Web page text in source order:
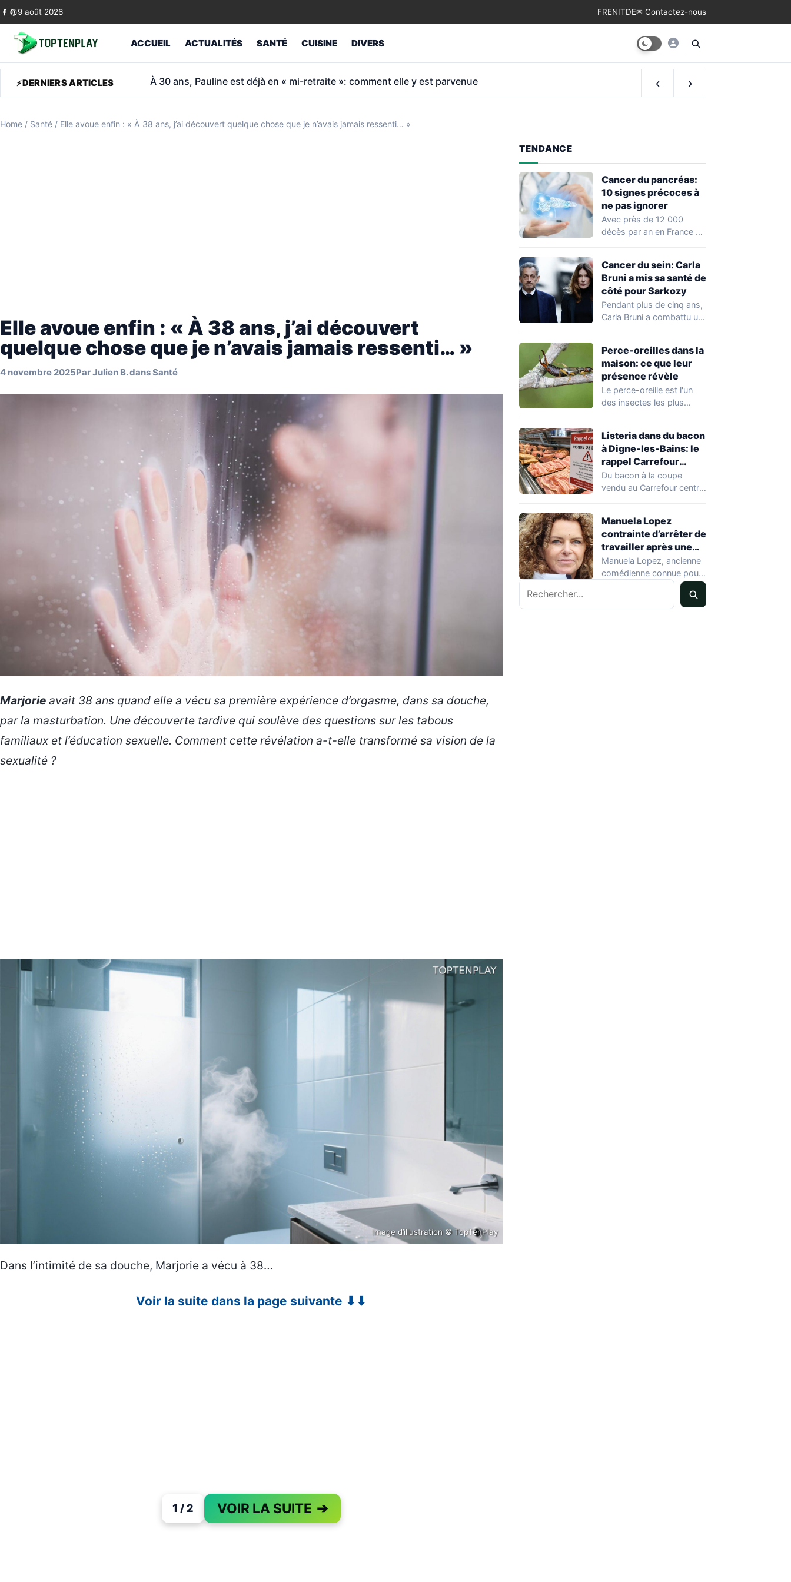
Skip to content
9 août 2026 FRENITDE✉ Contactez-nous
ACCUEIL ACTUALITÉS SANTÉ CUISINE DIVERS
DERNIERS ARTICLES Tour Montparnasse: Vianney revend son étage et fait capoter 800 M€ de travaux ‹ ›
Home / Santé / Elle avoue enfin : « À 38 ans, j’ai découvert quelque chose que je n’avais jamais ressenti… »
Elle avoue enfin : « À 38 ans, j’ai découvert
quelque chose que je n’avais jamais ressenti… »
4 novembre 2025ParJulien B.dansSanté
Marjorie avait 38 ans quand elle a vécu sa première expérience d’orgasme, dans sa douche,
par la masturbation. Une découverte tardive qui soulève des questions sur les tabous
familiauxet l’éducation sexuelle. Comment cette révélation a-t-elle transformé sa vision de la
sexualité ?
Image d’illustration © TopTenPlay
Dans l’intimité de sa douche, Marjorie a vécu à 38…
Voir la suite dans la page suivante ⬇⬇
1 / 2 VOIR LA SUITE ➔
PAGE 1 OF 2
TENDANCE
Cancer du pancréas:
10 signes précoces à
ne pas ignorer
Avec près de 12 000
décès par an en France et
Cancer du sein: Carla
Bruni a mis sa santé de
côté pour Sarkozy
Pendant plus de cinq ans,
Carla Bruni a combattu un
Perce-oreilles dans la
maison: ce que leur
présence révèle
Le perce-oreille est l'un
des insectes les plus
Listeria dans du bacon
à Digne-les-Bains: le
rappel Carrefour
expliqué
Du bacon à la coupe
vendu au Carrefour centre
Provence) fait l'objet…
Manuela Lopez
contrainte d’arrêter de
travailler après une
rechute cardiaque
Manuela Lopez, ancienne
comédienne connue pour
son rôle dans Hélène et